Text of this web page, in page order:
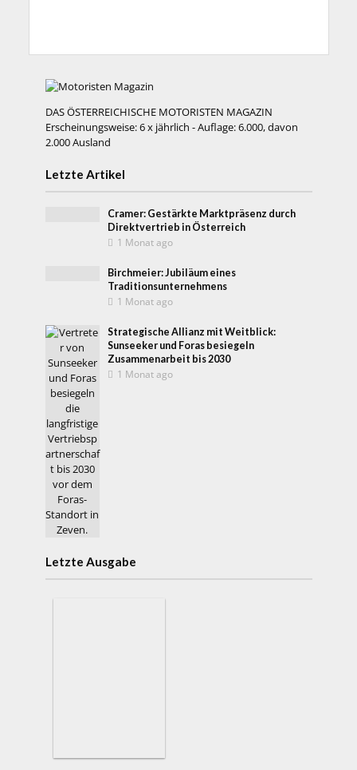
DAS ÖSTERREICHISCHE MOTORISTEN MAGAZIN
Erscheinungsweise: 6 x jährlich - Auflage: 6.000, davon
2.000 Ausland
Letzte Artikel
Cramer: Gestärkte Marktpräsenz durch
Direktvertrieb in Österreich
1 Monat ago
Birchmeier: Jubiläum eines
Traditionsunternehmens
1 Monat ago
Strategische Allianz mit Weitblick:
Sunseeker und Foras besiegeln
Zusammenarbeit bis 2030
1 Monat ago
Letzte Ausgabe